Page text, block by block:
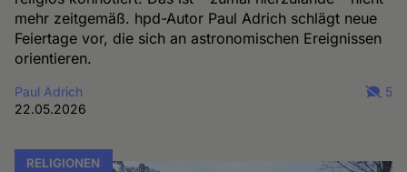
mehr zeitgemäß. hpd-Autor Paul Adrich schlägt neue
Feiertage vor, die sich an astronomischen Ereignissen
orientieren.
Paul Adrich
22.05.2026
5
RELIGIONEN